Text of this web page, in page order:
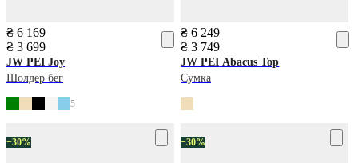
₴ 6 169
₴ 3 699
JW PEI Joy
Шолдер бег
5
₴ 6 249
₴ 3 749
JW PEI Abacus Top
Сумка
−30% −30%